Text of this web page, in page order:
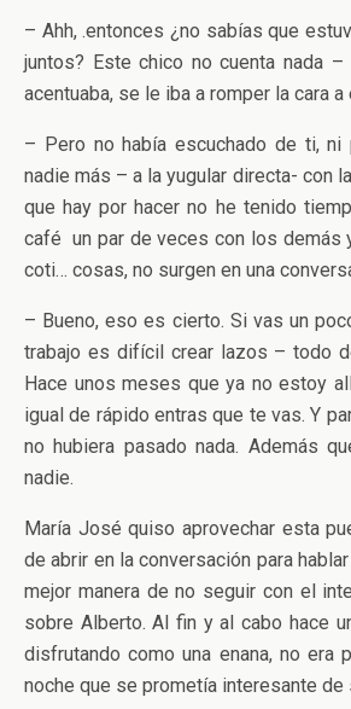
– Ahh, .entonces ¿no sabías que
juntos? Este chico no cuenta nada
acentuaba, se le iba a romper la cara
– Pero no había escuchado de ti,
nadie más – a la yugular directa- con
que hay por hacer no he tenido
café un par de veces con los demás
coti… cosas, no surgen en una
– Bueno, eso es cierto. Si vas un
trabajo es difícil crear lazos – todo
Hace unos meses que ya no estoy
igual de rápido entras que te vas. Y
no hubiera pasado nada. Además
nadie.
María José quiso aprovechar esta
de abrir en la conversación para
mejor manera de no seguir con el
sobre Alberto. Al fin y al cabo hace
disfrutando como una enana, no era
noche que se prometía interesante de